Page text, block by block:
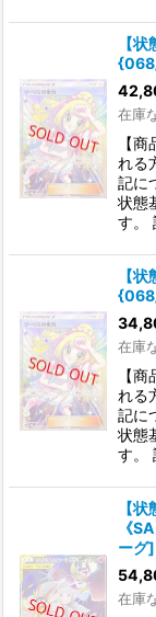
【
在庫
【
れる
記に
状態
す。
【
在庫
【
れる
記に
状態
す。
【
《
ーグ
在庫